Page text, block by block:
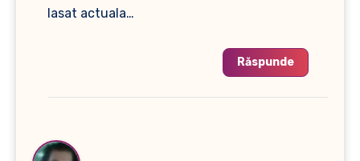
lasat actuala…
Răspunde